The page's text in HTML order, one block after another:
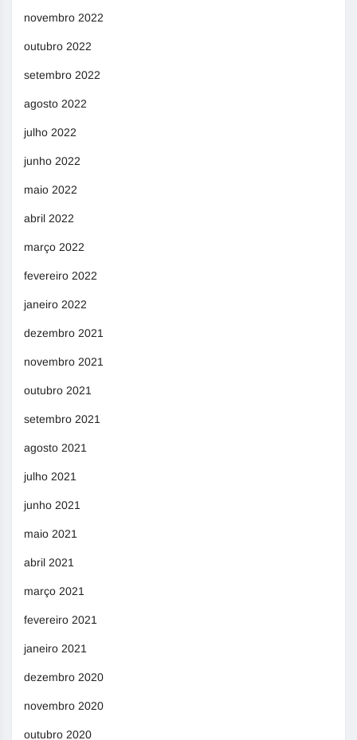
novembro 2022
outubro 2022
setembro 2022
agosto 2022
julho 2022
junho 2022
maio 2022
abril 2022
março 2022
fevereiro 2022
janeiro 2022
dezembro 2021
novembro 2021
outubro 2021
setembro 2021
agosto 2021
julho 2021
junho 2021
maio 2021
abril 2021
março 2021
fevereiro 2021
janeiro 2021
dezembro 2020
novembro 2020
outubro 2020